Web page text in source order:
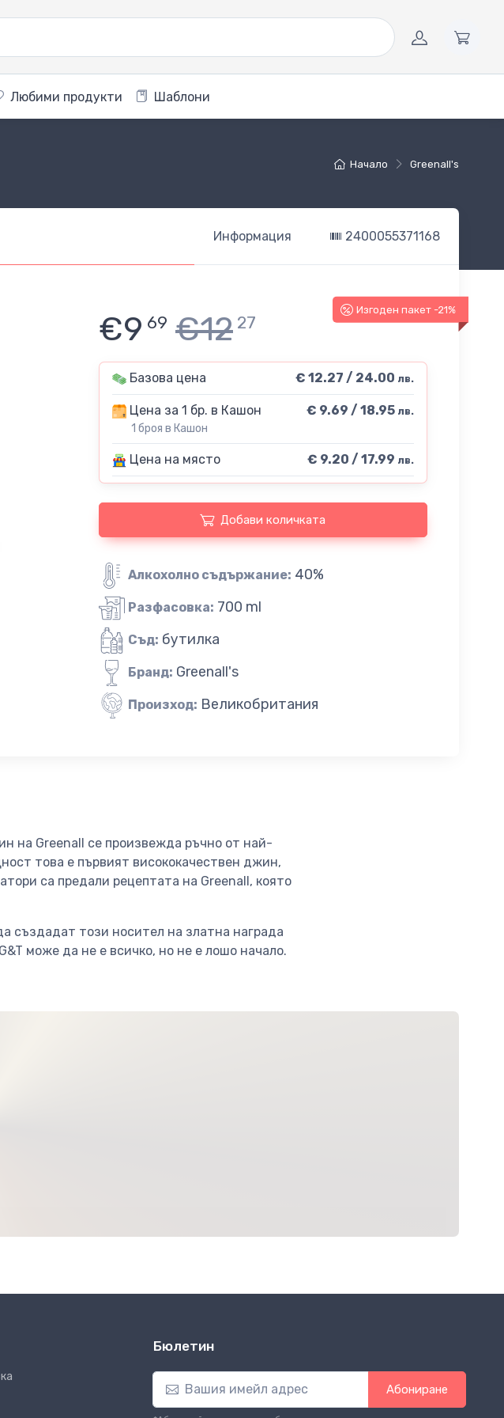
Любими продукти Шаблони
Начало Greenall's
Информация 2400055371168
Изгоден пакет -21%
€9 69 €12 27
Базова цена € 12.27 / 24.00 лв.
Цена за 1 бр. в Кашон
1 броя в Кашон
€ 9.69 / 18.95 лв.
Цена на място € 9.20 / 17.99 лв.
Добави количката
Алкохолно съдържание: 40%
Разфасовка: 700 ml
Съд: бутилка
Бранд: Greenall's
Произход: Великобритания
на Greenall се произвежда ръчно от най-
това е първият висококачествен джин,
са предали рецептата на Greenall, която
създадат този носител на златна награда
може да не е всичко, но не е лошо начало.
Бюлетин
Абониране